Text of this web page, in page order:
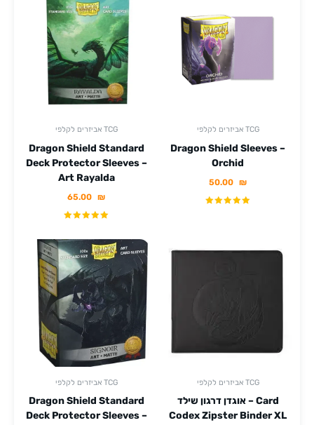
אביזרים לקלפי TCG
Dragon Shield Standard
Deck Protector Sleeves –
Art Rayalda
65.00 ₪
אביזרים לקלפי TCG
Dragon Shield Sleeves –
Orchid
50.00 ₪
אביזרים לקלפי TCG
Dragon Shield Standard
Deck Protector Sleeves –
אביזרים לקלפי TCG
אוגדן דרגון שילד – Card
Codex Zipster Binder XL